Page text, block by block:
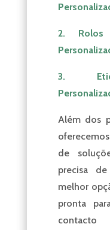
2. Rolos
3.
Além dos
de
precisa
melhor
pronta